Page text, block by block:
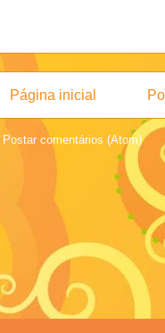
Página inicial
Postar comentários (Atom)